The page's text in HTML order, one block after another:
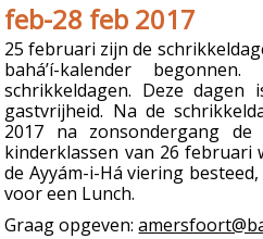
feb-28 feb 2017
25 februari zijn de
bahá’í-kalender
schrikkeldagen. Deze
gastvrijheid. Na de
2017 na zonsondergang de
kinderklassen van 26 februari
de Ayyám-i-Há viering
voor een Lunch.
Graag opgeven: